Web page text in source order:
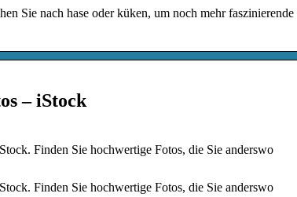
Sie nach hase oder küken, um noch mehr faszinierende
– iStock
Finden Sie hochwertige Fotos, die Sie anderswo
Finden Sie hochwertige Fotos, die Sie anderswo